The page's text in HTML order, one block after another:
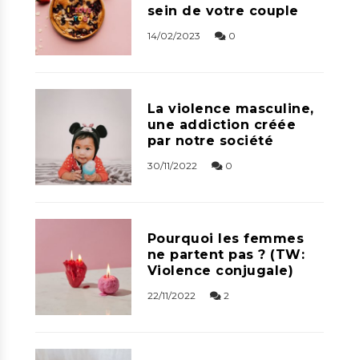
sein de votre couple
14/02/2023 0
La violence masculine,
une addiction créée
par notre société
30/11/2022 0
Pourquoi les femmes
ne partent pas ? (TW:
Violence conjugale)
22/11/2022 2